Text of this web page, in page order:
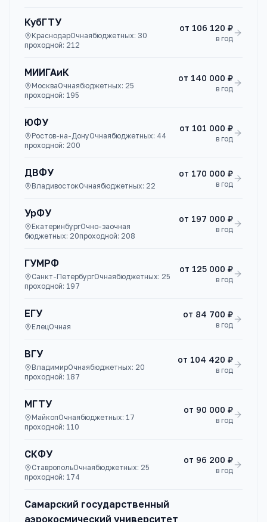
КубГТУ
КраснодарОчнаябюджетных: 30
проходной: 212
от 106 120 ₽
в год
МИИГАиК
МоскваОчнаябюджетных: 25
проходной: 195
от 140 000 ₽
в год
ЮФУ
Ростов-на-ДонуОчнаябюджетных: 44
проходной: 200
от 101 000 ₽
в год
ДВФУ
ВладивостокОчнаябюджетных: 22
от 170 000 ₽
в год
УрФУ
ЕкатеринбургОчно-заочная
бюджетных: 20проходной: 208
от 197 000 ₽
в год
ГУМРФ
Санкт-ПетербургОчнаябюджетных: 25
проходной: 197
от 125 000 ₽
в год
ЕГУ
ЕлецОчная
от 84 700 ₽
в год
ВГУ
ВладимирОчнаябюджетных: 20
проходной: 187
от 104 420 ₽
в год
МГТУ
МайкопОчнаябюджетных: 17
проходной: 110
от 90 000 ₽
в год
СКФУ
СтавропольОчнаябюджетных: 25
проходной: 174
от 96 200 ₽
в год
Самарский государственный
аэрокосмический университет